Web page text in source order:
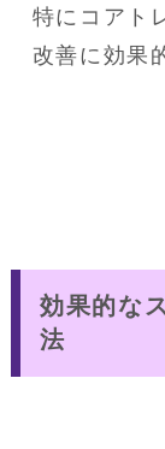
特にコアト
効果的な
法